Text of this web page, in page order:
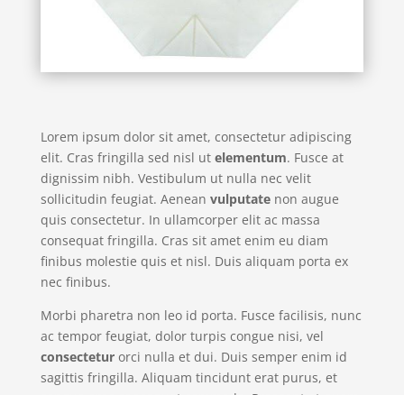
Lorem ipsum dolor sit amet, consectetur adipiscing
elit. Cras fringilla sed nisl ut elementum. Fusce at
dignissim nibh. Vestibulum ut nulla nec velit
sollicitudin feugiat. Aenean vulputatenon augue
quis consectetur. In ullamcorper elit ac massa
consequat fringilla. Cras sit amet enim eu diam
finibus molestie quis et nisl. Duis aliquam porta ex
nec finibus.
Morbi pharetra non leo id porta. Fusce facilisis, nunc
ac tempor feugiat, dolor turpis congue nisi, vel
consecteturorci nulla et dui. Duis semper enim id
sagittis fringilla. Aliquam tincidunt erat purus, et